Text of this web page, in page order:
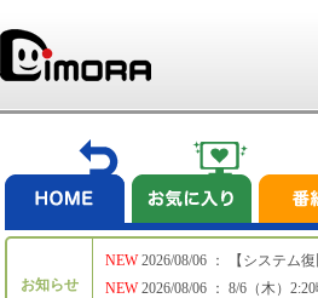
お知らせ
NEW
NEW
2026/08/06 ： 【システム
2026/08/06 ： 8/6（木）